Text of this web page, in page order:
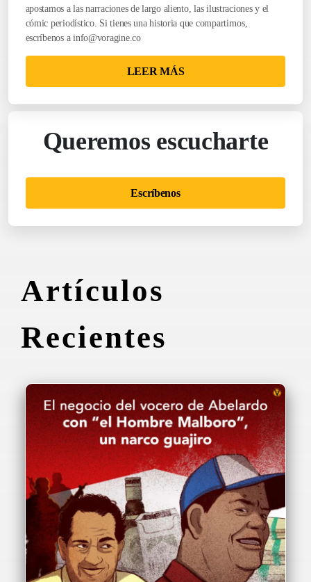
apostamos a las narraciones de largo aliento, las ilustraciones y el
cómic periodístico. Si tienes una historia que compartirnos,
escríbenos ainfo@voragine.co
LEER MÁS
Queremos escucharte
Escríbenos
Artículos
Recientes